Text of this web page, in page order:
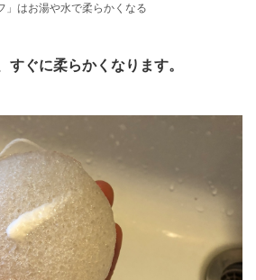
」はお湯や水で柔らかくなる
すぐに柔らかくなります。